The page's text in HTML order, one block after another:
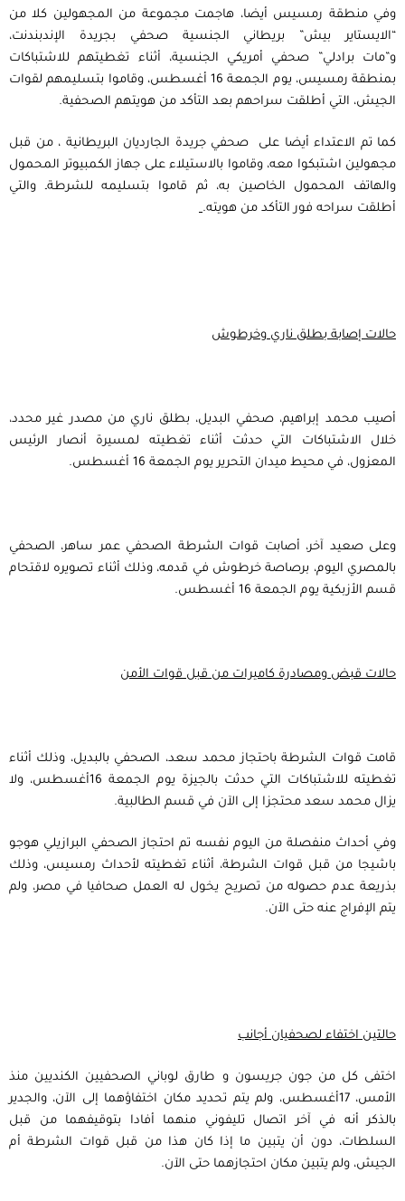
وفي منطقة رمسيس أيضا، هاجمت مجموعة من المجهولين كلا من
“الايستاير بيش” بريطاني الجنسية صحفي بجريدة الإندبندنت،
و”مات برادلي” صحفي أمريكي الجنسية، أثناء تغطيتهم للاشتباكات
بمنطقة رمسيس، يوم الجمعة 16 أغسطس، وقاموا بتسليمهم لقوات
الجيش، التي أطلقت سراحهم بعد التأكد من هويتهم الصحفية.
كما تم الاعتداء أيضا على صحفي جريدة الجارديان البريطانية ، من قبل
مجهولين اشتبكوا معه، وقاموا بالاستيلاء على جهاز الكمبيوتر المحمول
والهاتف المحمول الخاصين به، ثم قاموا بتسليمه للشرطةـ والتي
أطلقت سراحه فور التأكد من هويته.
حالات إصابة بطلق ناري وخرطوش
أصيب محمد إبراهيم، صحفي البديل، بطلق ناري من مصدر غير محدد،
خلال الاشتباكات التي حدثت أثناء تغطيته لمسيرة أنصار الرئيس
المعزول، في محيط ميدان التحرير يوم الجمعة 16 أغسطس.
وعلى صعيد آخر، أصابت قوات الشرطة الصحفي عمر ساهر، الصحفي
بالمصري اليوم، برصاصة خرطوش في قدمه، وذلك أثناء تصويره لاقتحام
قسم الأزبكية يوم الجمعة 16 أغسطس.
حالات قبض ومصادرة كاميرات من قبل قوات الأمن
قامت قوات الشرطة باحتجاز محمد سعد، الصحفي بالبديل، وذلك أثناء
تغطيته للاشتباكات التي حدثت بالجيزة يوم الجمعة 16أغسطس، ولا
يزال محمد سعد محتجزا إلى الآن في قسم الطالبية.
وفي أحداث منفصلة من اليوم نفسه تم احتجاز الصحفي البرازيلي هوجو
باشيجا من قبل قوات الشرطة، أثناء تغطيته لأحداث رمسيس، وذلك
بذريعة عدم حصوله من تصريح يخول له العمل صحافيا في مصر، ولم
يتم الإفراج عنه حتى الآن.
حالتين اختفاء لصحفيان أجانب
اختفى كل من جون جريسون و طارق لوباني الصحفيين الكنديين منذ
الأمس، 17أغسطس، ولم يتم تحديد مكان اختفاؤهما إلى الآن، والجدير
بالذكر أنه في آخر اتصال تليفوني منهما أفادا بتوقيفهما من قبل
السلطات، دون أن يتبين ما إذا كان هذا من قبل قوات الشرطة أم
الجيش، ولم يتبين مكان احتجازهما حتى الآن.